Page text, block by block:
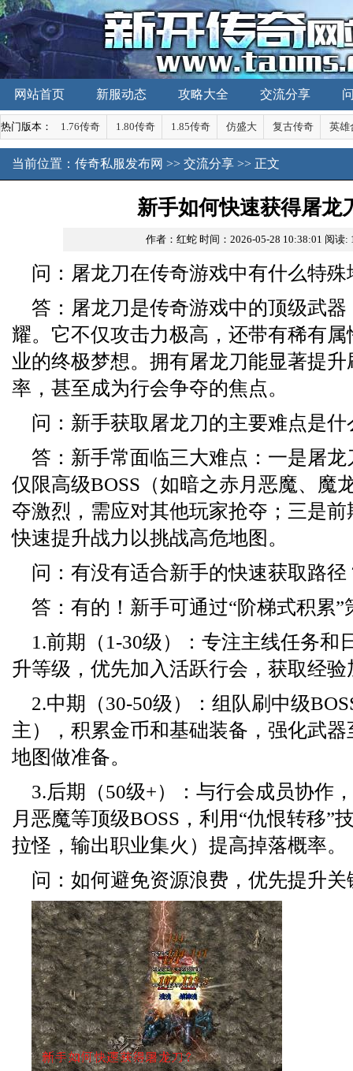
网站首页 新服动态 攻略大全 交流分享
热门版本： 1.76传奇 1.80传奇 1.85传奇 仿盛大 复古传奇 英雄
当前位置： 传奇私服发布网 >> 交流分享 >> 正文
新手如何快速获得屠龙
作者：红蛇 时间：2026-05-28 10:38:01 阅读:
问：屠龙刀在传奇游戏中有什么特殊
答：屠龙刀是传奇游戏中的顶级武
耀。它不仅攻击力极高，还带有稀有
业的终极梦想。拥有屠龙刀能显著提
率，甚至成为行会争夺的焦点。
问：新手获取屠龙刀的主要难点是什
答：新手常面临三大难点：一是屠
仅限高级BOSS（如暗之赤月恶魔、魔
夺激烈，需应对其他玩家抢夺；三是
快速提升战力以挑战高危地图。
问：有没有适合新手的快速获取路径
答：有的！新手可通过“阶梯式积累”
1.前期（1-30级）：专注主线任务和
升等级，优先加入活跃行会，获取经
2.中期（30-50级）：组队刷中级
主），积累金币和基础装备，强化武
地图做准备。
3.后期（50级+）：与行会成员协作
月恶魔等顶级BOSS，利用“仇恨转移”
拉怪，输出职业集火）提高掉落概率。
问：如何避免资源浪费，优先提升关